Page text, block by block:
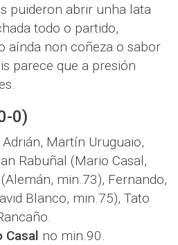
puideron abrir unha lata
todo o partido,
aínda non coñeza o sabor
parece que a presión
0)
Adrián, Martín Uruguaio,
Rabuñal (Mario Casal,
min.73), Fernando,
Blanco, min.75), Tato
Casal no min.90.